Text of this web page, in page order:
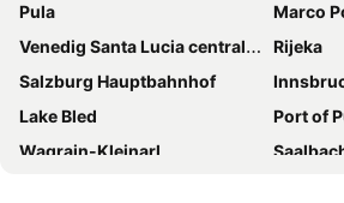
Hotel Kotnik Superior
Hotel Valle
Hotel Raibl e Appartamenti
Hotel
Hotel Trieste
Wallner
Boutique Hotel Dobra Vila Bovec
Hotel
House Neza
Hotel
Pula
Marco
Venedig Santa Lucia centralstation
Rijeka
Salzburg Hauptbahnhof
Lake Bled
Port of
Wagrain-Kleinarl
Saalbach-